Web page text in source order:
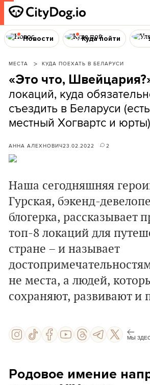
Новости Куда пойти
МЕСТА КУДА ПОЕХАТЬ В БЕЛАРУСИ
«Это что,
локаций, куда
съездить в Беларуси
местный Хогвартс и юрты)
АННА АЛЕХНОВИЧ23.02.2022 2
Наша сегодняшняя
Гурская, бэкенд-
блогерка, рассказывает
топ-8 локаций для
стране – и называет
не места, а людей,
сохраняют, развивают и
МЫ
Родовое имение